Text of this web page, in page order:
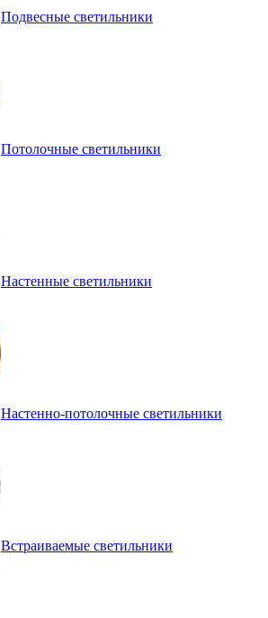
Подвесные светильники
Потолочные светильники
Настенные светильники
Настенно-потолочные светильники
Встраиваемые светильники